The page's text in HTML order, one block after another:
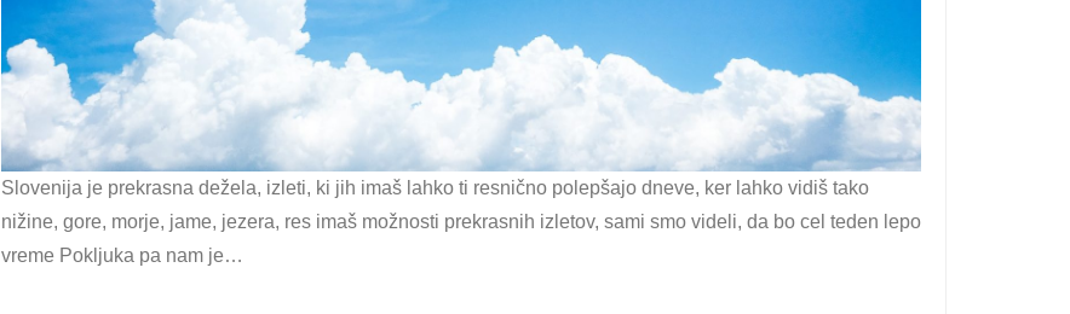
Slovenija je prekrasna dežela, izleti, ki jih imaš lahko ti resnično polepšajo dneve, ker lahko vidiš tako
nižine, gore, morje, jame, jezera, res imaš možnosti prekrasnih izletov, sami smo videli, da bo cel teden lepo
vreme Pokljuka pa nam je…